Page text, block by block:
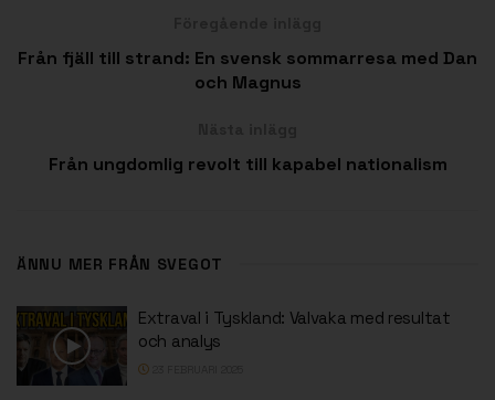
Från fjäll till strand: En svensk sommarresa med Dan
och Magnus
Från ungdomlig revolt till kapabel nationalism
ÄNNU MER FRÅN SVEGOT
Extraval i Tyskland: Valvaka med resultat
och analys